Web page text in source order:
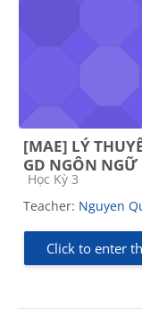
[MAE] LÝ
GD NGÔN NGỮ
Course category
Học Kỳ 3
Teacher: Nguyen
Click to enter